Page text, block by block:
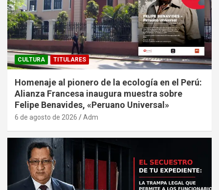
CULTURA TITULARES
Homenaje al pionero de la ecología en el Perú:
Alianza Francesa inaugura muestra sobre
Felipe Benavides, «Peruano Universal»
6 de agosto de 2026 Adm